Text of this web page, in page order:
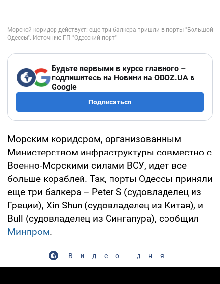
Будьте первыми в курсе главного –
подпишитесь на Новини на OBOZ.UA в
Google
Подписаться
Морским коридором, организованным
Министерством инфраструктуры совместно с
Военно-Морскими силами ВСУ, идет все
больше кораблей. Так, порты Одессы приняли
еще три балкера – Peter S (судовладелец из
Греции), Xin Shun (судовладелец из Китая), и
Bull (судовладелец из Сингапура), сообщил
Минпром.
Видео дня